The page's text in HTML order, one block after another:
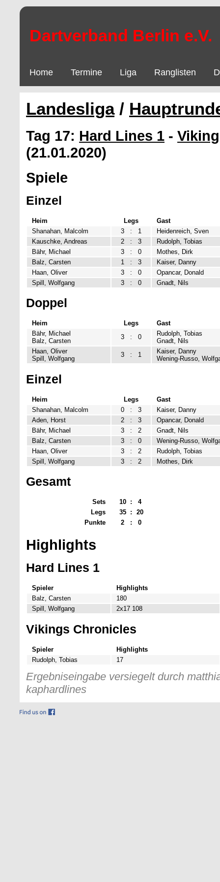
Dartverband Berlin e.V.
Home Termine Liga Ranglisten
Landesliga/
Tag 17: Hard Lines 1 -
(21.01.2020)
Spiele
Einzel
Heim Legs
Gast
Shanahan, Malcolm
3 : 1
Heidenreich, Sven
Kauschke, Andreas
2 : 3
Rudolph, Tobias
Bähr, Michael
3 : 0
Mothes, Dirk
Balz, Carsten
1 : 3
Kaiser, Danny
Haan, Oliver
3 : 0
Opancar, Donald
Spill, Wolfgang
3 : 0 Gnadt, Nils
Doppel
Heim Legs
Gast
Bähr, Michael
Balz, Carsten
3 : 0
Rudolph, Tobias
Gnadt, Nils
Haan, Oliver
Spill, Wolfgang
3 : 1
Kaiser, Danny
Wening-Russo,
Einzel
Heim Legs
Gast
Shanahan, Malcolm
0 : 3
Kaiser, Danny
Aden, Horst
2 : 3
Opancar, Donald
Bähr, Michael
3 : 2
Gnadt, Nils
Balz, Carsten
3 : 0
Wening-Russo,
Haan, Oliver
3 : 2
Rudolph, Tobias
Spill, Wolfgang
3 : 2 Mothes, Dirk
Gesamt
Sets 10 :
4
Legs
35 :
20
Punkte
2 : 0
Highlights
Hard Lines 1
Spieler
Highlights
Balz, Carsten
180
Spill, Wolfgang
2x17 108
Vikings Chronicles
Spieler
Highlights
Rudolph, Tobias
17
Ergebniseingabe versiegelt durch
kaphardlines